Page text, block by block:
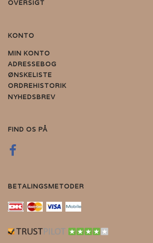
OVERSIGT
KONTO
MIN KONTO
ADRESSEBOG
ØNSKELISTE
ORDREHISTORIK
NYHEDSBREV
FIND OS PÅ
BETALINGSMETODER